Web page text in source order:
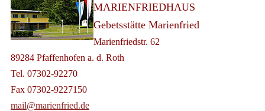
MARIENFRIEDHAUS
Gebetsstätte Marienfried
Marienfriedstr. 62
89284 Pfaffenhofen a. d. Roth
Tel. 07302-92270
Fax 07302-9227150
mail@marienfried.de